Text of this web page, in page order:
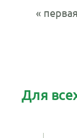
« первая
Для